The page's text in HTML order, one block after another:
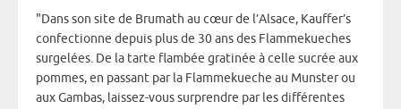
"Dans son site de Brumath au cœur de l’Alsace, Kauffer’s
confectionne depuis plus de 30 ans des Flammekueches
surgelées. De la tarte flambée gratinée à celle sucrée aux
pommes, en passant par la Flammekueche au Munster ou
aux Gambas, laissez-vous surprendre par les différentes